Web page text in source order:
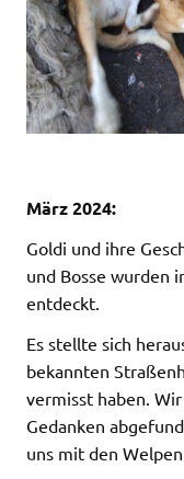
März 2024:
Goldi und ihre
und Bosse wurden
entdeckt.
Es stellte sich
bekannten
vermisst haben.
Gedanken
uns mit den